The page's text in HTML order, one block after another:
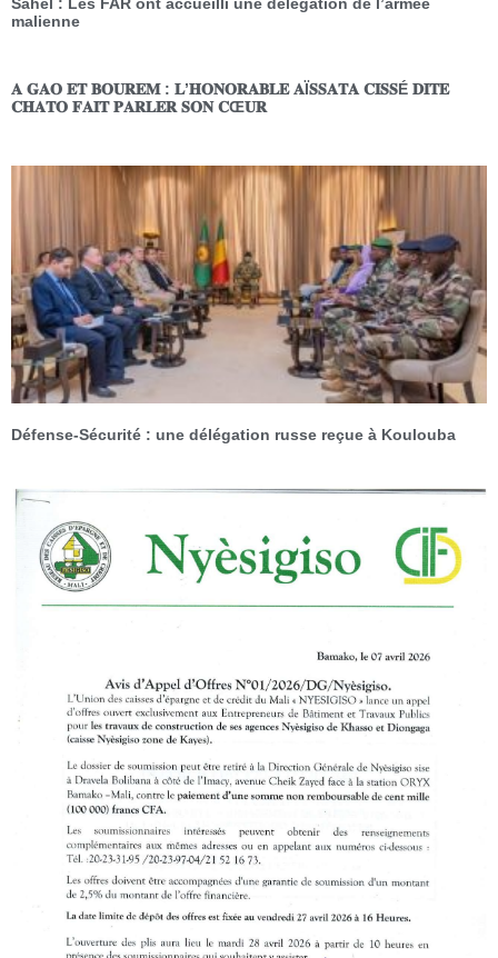
Sahel : Les FAR ont accueilli une délégation de l’armée
malienne
𝐀 𝐆𝐀𝐎 𝐄𝐓 𝐁𝐎𝐔𝐑𝐄𝐌 : 𝐋’𝐇𝐎𝐍𝐎𝐑𝐀𝐁𝐋𝐄 𝐀Ï𝐒𝐒𝐀𝐓𝐀 𝐂𝐈𝐒𝐒É 𝐃𝐈𝐓𝐄
𝐂𝐇𝐀𝐓𝐎 𝐅𝐀𝐈𝐓 𝐏𝐀𝐑𝐋𝐄𝐑 𝐒𝐎𝐍 𝐂Œ𝐔𝐑
Défense-Sécurité : une délégation russe reçue à Koulouba